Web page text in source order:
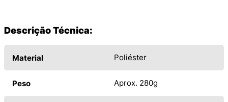
Descrição Técnica:
Material Poliéster
Peso Aprox. 280g